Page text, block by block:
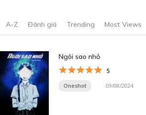
A-Z Đánh giá Trending Most Views
Ngôi sao nhỏ
5
Oneshot 09/08/2024